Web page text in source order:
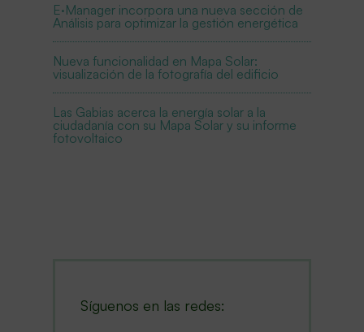
E·Manager incorpora una nueva sección de
Análisis para optimizar la gestión energética
Nueva funcionalidad en Mapa Solar:
visualización de la fotografía del edificio
Las Gabias acerca la energía solar a la
ciudadanía con su Mapa Solar y su informe
fotovoltaico
Síguenos en las redes: